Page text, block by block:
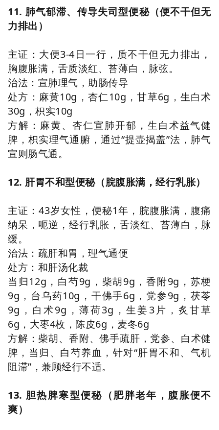
11. 肺气郁滞、传导失司型便秘（便不干但无
力排出）
主证：大便3-4日一行，质不干但无力排出，
胸腹胀满，舌质淡红、苔薄白，脉弦。
治法：宣肺理气，助肠传导
处方：麻黄10g，杏仁10g，甘草6g，生白术
30g，枳实10g
方解：麻黄、杏仁宣肺开郁，生白术益气健
脾，枳实理气通腑，通过“提壶揭盖”法，肺气
宣则肠气通。
12. 肝胃不和型便秘（脘腹胀满，经行乳胀）
主证：43岁女性，便秘1年，脘腹胀满，腹痛
纳呆，呃逆，经行乳胀，舌淡红、苔薄白，脉
缓。
治法：疏肝和胃，理气通便
处方：和肝汤化裁
当归12g，白芍9g，柴胡9g，香附9g，苏梗
9g，台乌药10g，干佛手6g，党参9g，茯苓
9g，白术9g，薄荷3g，生姜3片，炙甘草
6g，大枣4枚，陈皮6g，麦冬6g
方解：柴胡、香附、佛手疏肝，党参、白术健
脾，当归、白芍养血，针对“肝胃不和、气机
阻滞”，兼顾经行不适。
13. 胆热脾寒型便秘（肥胖老年，腹胀便不
爽）